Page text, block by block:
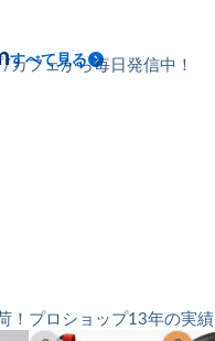
カフェから毎日発信中！
すべて見る
！プロショップ13年の実績